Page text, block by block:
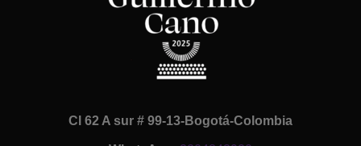
Cl 62 A sur # 99-13-Bogotá-Colombia